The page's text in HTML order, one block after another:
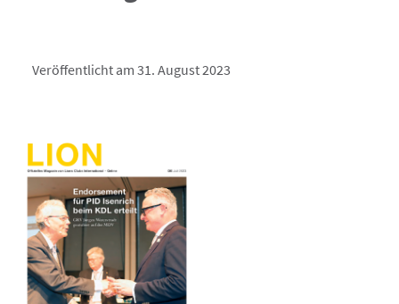
Veröffentlicht am 31. August 2023